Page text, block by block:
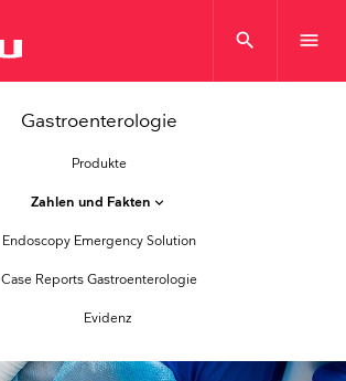
search menu
Gastroenterologie
Produkte
Zahlen und Fakten keyboard_arrow_down
Endoscopy Emergency Solution
Case Reports Gastroenterologie
Evidenz